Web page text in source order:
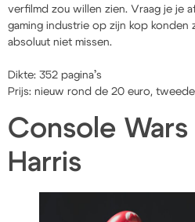
verfilmd zou willen zien. Vraag je je
gaming industrie op zijn kop konden
absoluut niet missen.
Dikte: 352 pagina’s
Prijs: nieuw rond de 20 euro,
Console Wars
Harris